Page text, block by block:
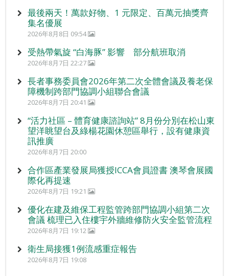
最後兩天！萬款好物、1 元限定、百萬元抽獎齊
集名優展
2026年8月8日 09:54
受熱帶氣旋 “白海豚” 影響 部分航班取消
2026年8月7日 22:27
長者事務委員會2026年第二次全體會議及養老保
障機制跨部門協調小組聯合會議
2026年8月7日 20:41
“活力社區 – 體育健康諮詢站” 8月份分別在松山東
望洋眺望台及綠楊花園休憩區舉行，設有健康資
訊推廣
2026年8月7日 20:00
合作區產業發展局獲授ICCA會員證書 澳琴會展國
際化再提速
2026年8月7日 19:21
優化在建及維保工程監管跨部門協調小組第二次
會議 梳理已入住樓宇外牆維修防火安全監管流程
2026年8月7日 19:12
衛生局接獲1例流感重症報告
2026年8月7日 19:08